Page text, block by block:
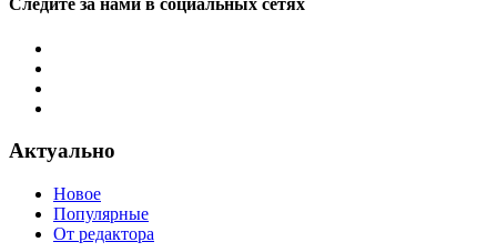
Следите за нами в социальных сетях
Актуально
Новое
Популярные
От редактора